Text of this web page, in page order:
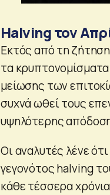
Halving τον
Εκτός από τη
τα
μείωσης των
συχνά ωθεί τους
υψηλότερης
Οι αναλυτές λένε
γεγονότος halving
κάθε τέσσερα